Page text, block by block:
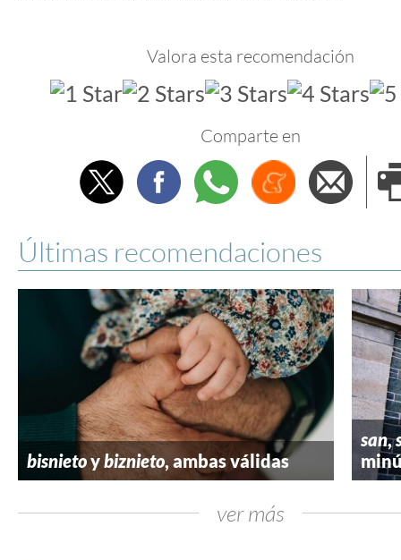
Valora esta recomendación
Comparte en
TwitterFacebookWhatsappMenéame
Últimas recomendaciones
bisnietoybiznieto, ambas válidas
san,
ver más